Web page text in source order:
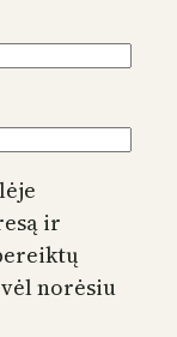
ir
norėsiu